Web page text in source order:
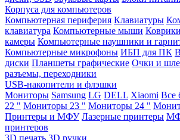
Корпуса для компьютеров
Компьютерная периферия Клавиатуры
клавиатура Компьютерные мыши
камеры Компьютерные наушники и
Компьютерные микрофоны ИБП для ПК
диски Планшеты графические Очки и
разъемы, переходники
USB-накопители и флэшки
Мониторы Samsung LG DELL Xiaomi Все
22 " Мониторы 23 " Мониторы 24 "
Принтеры и МФУ Лазерные принтеры
принтеров
3D печать 3D ручки